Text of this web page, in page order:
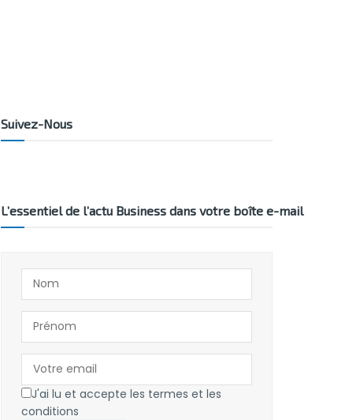
Suivez-Nous
L’essentiel de l’actu Business dans votre boîte e-mail
J'ai lu et accepte les termes et les
conditions